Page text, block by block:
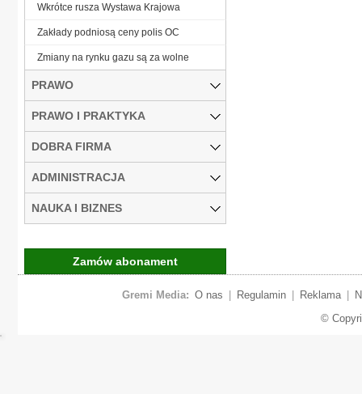
Wkrótce rusza Wystawa Krajowa
Zakłady podniosą ceny polis OC
Zmiany na rynku gazu są za wolne
PRAWO
PRAWO I PRAKTYKA
DOBRA FIRMA
ADMINISTRACJA
NAUKA I BIZNES
Zamów abonament
Gremi Media: O nas Regulamin Reklama
©